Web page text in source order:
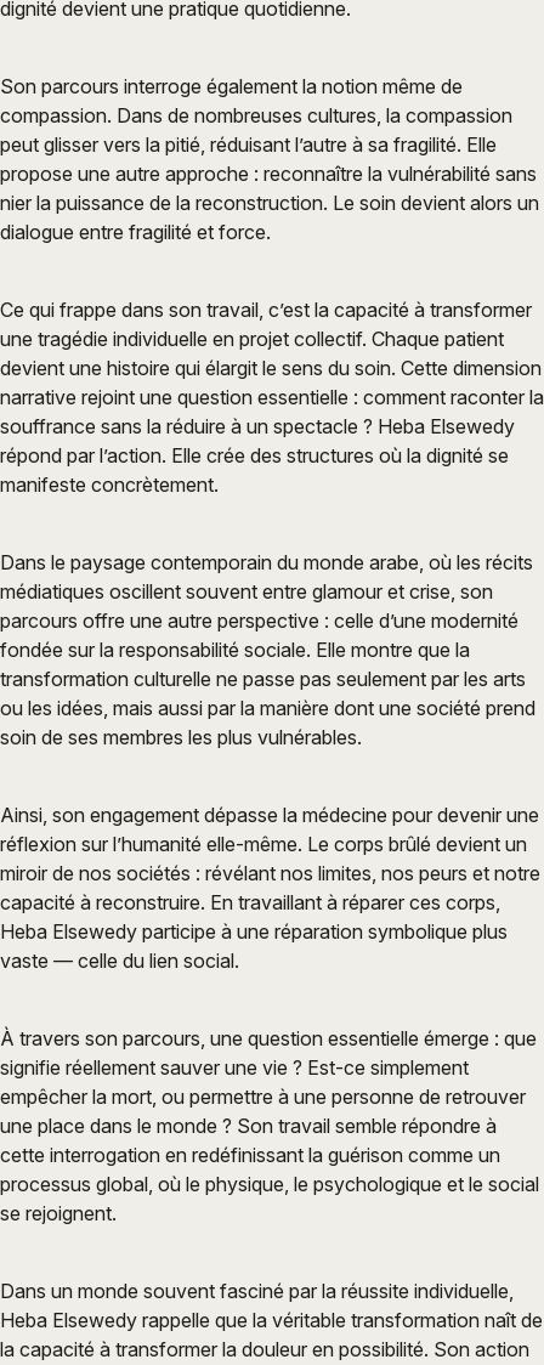
dignité devient une pratique quotidienne.
Son parcours interroge également la notion même de
compassion. Dans de nombreuses cultures, la compassion
peut glisser vers la pitié, réduisant l’autre à sa fragilité. Elle
propose une autre approche : reconnaître la vulnérabilité sans
nier la puissance de la reconstruction. Le soin devient alors un
dialogue entre fragilité et force.
Ce qui frappe dans son travail, c’est la capacité à transformer
une tragédie individuelle en projet collectif. Chaque patient
devient une histoire qui élargit le sens du soin. Cette dimension
narrative rejoint une question essentielle : comment raconter la
souffrance sans la réduire à un spectacle ? Heba Elsewedy
répond par l’action. Elle crée des structures où la dignité se
manifeste concrètement.
Dans le paysage contemporain du monde arabe, où les récits
médiatiques oscillent souvent entre glamour et crise, son
parcours offre une autre perspective : celle d’une modernité
fondée sur la responsabilité sociale. Elle montre que la
transformation culturelle ne passe pas seulement par les arts
ou les idées, mais aussi par la manière dont une société prend
soin de ses membres les plus vulnérables.
Ainsi, son engagement dépasse la médecine pour devenir une
réflexion sur l’humanité elle-même. Le corps brûlé devient un
miroir de nos sociétés : révélant nos limites, nos peurs et notre
capacité à reconstruire. En travaillant à réparer ces corps,
Heba Elsewedy participe à une réparation symbolique plus
vaste — celle du lien social.
À travers son parcours, une question essentielle émerge : que
signifie réellement sauver une vie ? Est-ce simplement
empêcher la mort, ou permettre à une personne de retrouver
une place dans le monde ? Son travail semble répondre à
cette interrogation en redéfinissant la guérison comme un
processus global, où le physique, le psychologique et le social
se rejoignent.
Dans un monde souvent fasciné par la réussite individuelle,
Heba Elsewedy rappelle que la véritable transformation naît de
la capacité à transformer la douleur en possibilité. Son action